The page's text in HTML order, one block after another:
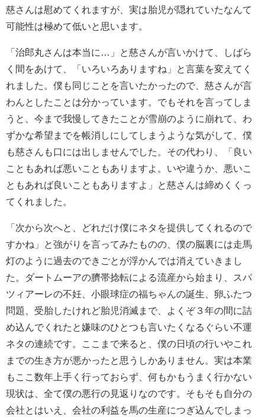
慈さんは慰めてくれますが、実は胎児が隠れていたなんて
可能性は極めて低いと思います。
「治郎丸さんは本当に…」と慈さんが言いかけて、しばら
く間をあけて、「いろいろありますね」と言葉を変えてく
れました。僕も同じことを言いたかったので、慈さんが言
わんとしたことは分かっています。でもそれを言ってしま
うと、今まで我慢してきたことが雪崩のように崩れて、わ
ずかな希望までを帳消しにしてしまうような気がして、僕
も慈さんも口には出しませんでした。その代わり、「良い
こともあれば悪いこともありますよ。いや違うか、悪いこ
ともあれば良いこともありますよ」と慈さんは締めくくっ
てくれました。
「次から次へと、どれだけ僕にネタを提供してくれるので
すかね」と強がりを言ってみたものの、僕の脳裏には走馬
灯のように過去のできごとが浮かんでは消えていきまし
た。ダートムーアの臍帯捻転による流産から始まり、スパ
ツィアーレの不妊、小眼球症の福ちゃんの誕生、卵ふたつ
問題、受胎したけれど胎児消滅まで、よくぞ３年の間に詰
め込んでくれたと嫌味のひとつも言いたくなるぐらい不運
ネタの連続です。ここまで来ると、僕の日頃の行いやこれ
までの生き方が悪かったと思うしかありません。実は本業
もここ数年上手く行っておらず、何もかもうまく行かない
現状は、全て僕の悪行の見返りなのです。そもそも自分の
会社とはいえ、会社の利益を馬の生産につぎ込んでしまっ